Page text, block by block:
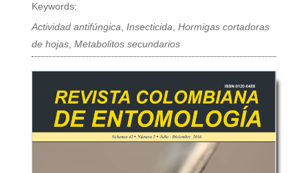
Keywords:
Actividad antifúngica,Insecticida,Hormigas cortadoras
de hojas,Metabolitos secundarios